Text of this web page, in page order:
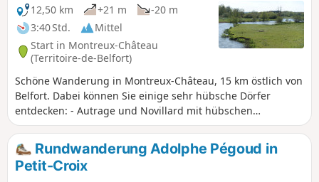
12,50 km
+21 m
-20 m
3:40 Std.
Mittel
Start in Montreux-Château
(Territoire-de-Belfort)
Schöne Wanderung in Montreux-Château, 15 km östlich von
Belfort. Dabei können Sie einige sehr hübsche Dörfer
entdecken: - Autrage und Novillard mit hübschen
Fachwerkhäusern. - Petit-Croix mit dem Pégoud-Denkmal. -
Montreux-Château mit einer schönen Kapelle und dem
Burgberg, einem Überrest einer mittelalterlichen Burg. Die
Route ist mit einer blauen Scheibe markiert.
Rundwanderung Adolphe Pégoud in
Petit-Croix